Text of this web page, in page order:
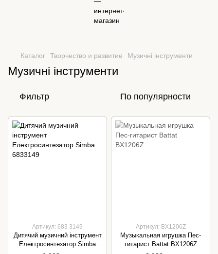
Каталог Творчество и развитие Музичні інструменти
Музичні інструменти
Фильтр По популярности
Артикул: 683 3149
Дитячий музичний інструмент
Електросинтезатор Simba
Артикул: BX1206Z
Музыкальная игрушка Пес-
гитарист Battat BX1206Z